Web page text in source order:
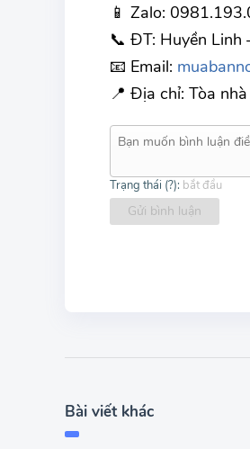
📱 Zalo:
📞 ĐT: Huyền
📧 Email:
📍 Địa chỉ: Tòa
Trạng thái (?): bắt đầu
Gửi bình luận
Bài viết khác